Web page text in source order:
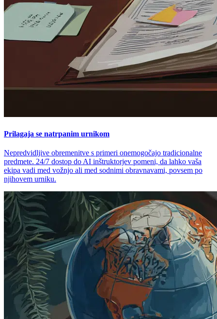
Prilagaja se natrpanim urnikom
Nepredvidljive obremenitve s primeri onemogočajo tradicionalne
predmete. 24/7 dostop do AI inštruktorjev pomeni, da lahko vaša
ekipa vadi med vožnjo ali med sodnimi obravnavami, povsem po
njihovem urniku.